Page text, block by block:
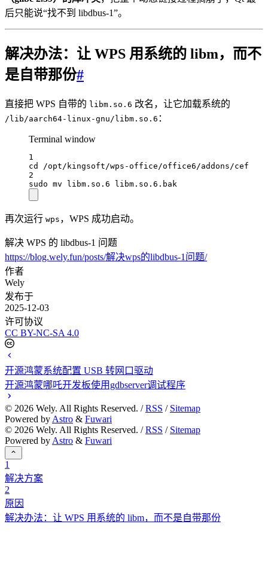
后只能说“找不到 libdbus-1”。
解决办法：让 WPS 用系统的 libm，而不
是自带那份#
直接把 WPS 自带的 libm.so.6 改名，让它加载系统的
/lib/aarch64-linux-gnu/libm.so.6 ：
Terminal window
1
cd
/opt/kingsoft/wps-office/office6/addons/cef
2
sudo mv libm.so.6 libm.so.6.bak
再次运行 wps ，WPS 成功启动。
解决 WPS 的 libdbus-1 问题
https://blog.wely.fun/posts/解决wps的libdbus-1问题/
作者
Wely
发布于
2025-12-03
许可协议
CC BY-NC-SA 4.0
开源鸿蒙系统配置 USB 转网口驱动
开源鸿蒙哪吒开发板使用gdbserver调试程序
© 2026 Wely. All Rights Reserved. /RSS / Sitemap
Powered by Astro & Fuwari
© 2026 Wely. All Rights Reserved. /RSS / Sitemap
Powered by Astro & Fuwari
1
解决方案
2
原因
解决办法：让 WPS 用系统的 libm，而不是自带那份